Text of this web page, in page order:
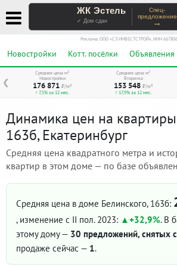
ЖК Эстель
✓ Дом сдан
Спец-
предложение
→
Реклама. ООО «СЗ ИНВЕСТСТРОЙ», ИНН
Новостройки Котт. посёлки Объявления
❮
Средняя цена м²
Новостройки
176 871 ₽/м²
↑ 7,5% за 12 мес.
Средняя цена м²
Вторичка
153 548 ₽/м²
↑ 17,9% за 12 мес.
Динамика цен на
163б, Екатеринбург
Средняя цена квадратного метра и
квартир в этом доме — по базе
Средняя цена в доме Белинского, 163б:
, изменение с II пол. 2023: +32,9%. В
этому дому — 30 предложений, снятых
продаже сейчас — 1.